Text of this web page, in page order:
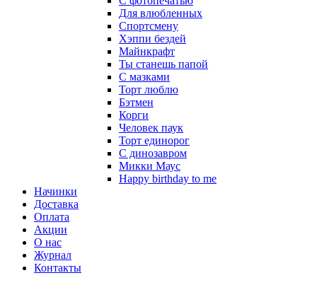
Для влюбленных
Спортсмену
Хэппи бездей
Майнкрафт
Ты станешь папой
С мазками
Торт люблю
Бэтмен
Корги
Человек паук
Торт единорог
С динозавром
Микки Маус
Happy birthday to me
Начинки
Доставка
Оплата
Акции
О нас
Журнал
Контакты